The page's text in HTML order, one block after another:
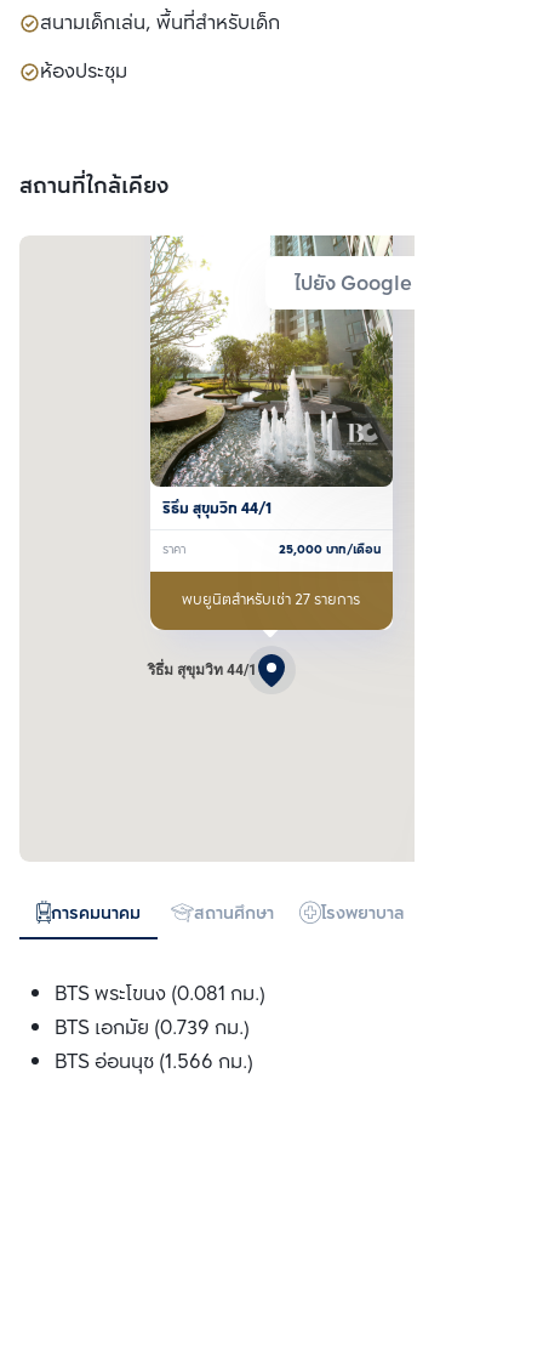
สนามเด็กเล่น, พื้นที่สำหรับเด็ก
ห้องประชุม
สถานที่ใกล้เคียง
ไปยัง Google Map
ริธึ่ม สุขุมวิท 44/1
ริธึ่ม สุขุมวิท 44/1
ราคา 25,000บาท/เดือน
พบยูนิตสำหรับเช่า 27 รายการ
การคมนาคม สถานศึกษา โรงพยาบาล
BTS พระโขนง (0.081 กม.)
BTS เอกมัย (0.739 กม.)
BTS อ่อนนุช (1.566 กม.)